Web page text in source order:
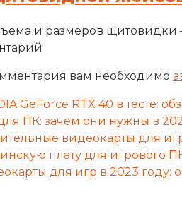
и размеров щитовидки
вам необходимо
GeForce RTX 40 в тесте:
ПК: зачем они нужны в
видеокарты для
плату для игрового
для игр в 2023 году: